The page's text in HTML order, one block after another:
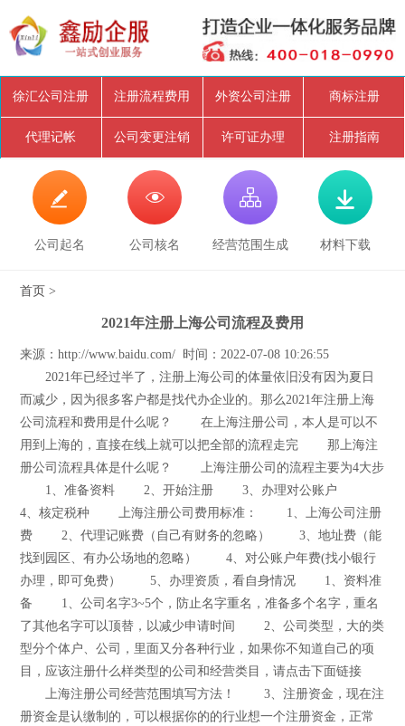
徐汇公司注册 注册流程费用 外资公司注册 商标注册
代理记帐 公司变更注销 许可证办理 注册指南

公司起名

公司核名

经营范围生成

材料下载
首页 >
2021年注册上海公司流程及费用
来源：http://www.baidu.com/ 时间：2022-07-08 10:26:55
2021年已经过半了，注册上海公司的体量依旧没有因为夏日
而减少，因为很多客户都是找代办企业的。那么2021年注册上海
公司流程和费用是什么呢？ 在上海注册公司，本人是可以不
用到上海的，直接在线上就可以把全部的流程走完 那上海注
册公司流程具体是什么呢？ 上海注册公司的流程主要为4大步
1、准备资料 2、开始注册 3、办理对公账户
4、核定税种 上海注册公司费用标准： 1、上海公司注册
费 2、代理记账费（自己有财务的忽略） 3、地址费（能
找到园区、有办公场地的忽略） 4、对公账户年费(找小银行
办理，即可免费） 5、办理资质，看自身情况 1、资料准
备 1、公司名字3~5个，防止名字重名，准备多个名字，重名
了其他名字可以顶替，以减少申请时间 2、公司类型，大的类
型分个体户、公司，里面又分各种行业，如果你不知道自己的项
目，应该注册什么样类型的公司和经营类目，请点击下面链接
上海注册公司经营范围填写方法！ 3、注册资金，现在注
册资金是认缴制的，可以根据你的的行业想一个注册资金，正常